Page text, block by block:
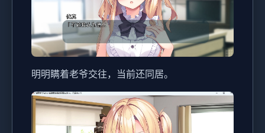
明明瞒着老爷交往，当前还同居。